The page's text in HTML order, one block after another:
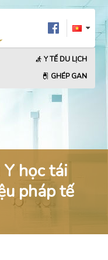
Y TẾ DU LỊCH
GHÉP GAN
học tái
pháp tế